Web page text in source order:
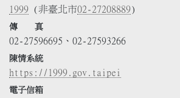
1999 (非臺北市02-27208889)
傳 真
02-27596695、02-27593266
陳情系統
https://1999.gov.taipei
電子信箱